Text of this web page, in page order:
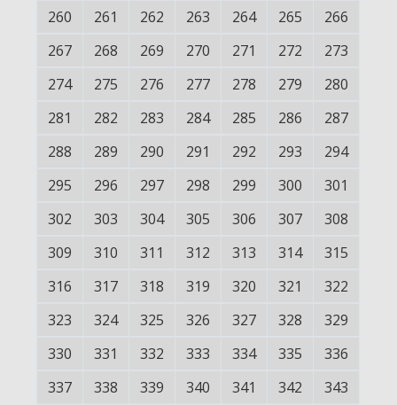
260
261 262 263 264 265
266
267
268 269 270 271 272
273
274
275 276 277 278 279
280
281
282 283 284 285 286
287
288
289 290 291 292 293
294
295
296 297 298 299 300
301
302
303 304 305 306 307
308
309
310 311 312 313 314
315
316
317 318 319 320 321
322
323
324 325 326 327 328
329
330
331 332 333 334 335
336
337
338 339 340 341 342
343